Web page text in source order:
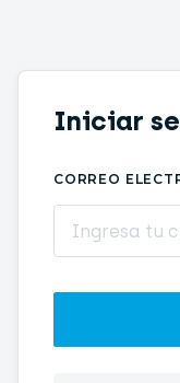
Iniciar
CORREO